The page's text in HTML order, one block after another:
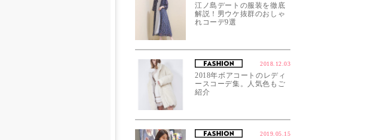
江ノ島デートの服装を徹底
解説！男ウケ抜群のおしゃ
れコーデ9選
2018.12.03
2018年ボアコートのレディ
ースコーデ集。人気色もご
紹介
2019.05.15